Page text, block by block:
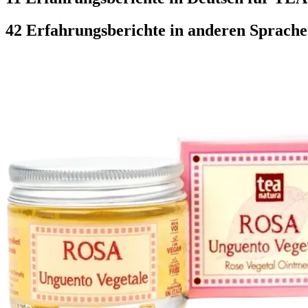
42 Erfahrungsberichte in anderen